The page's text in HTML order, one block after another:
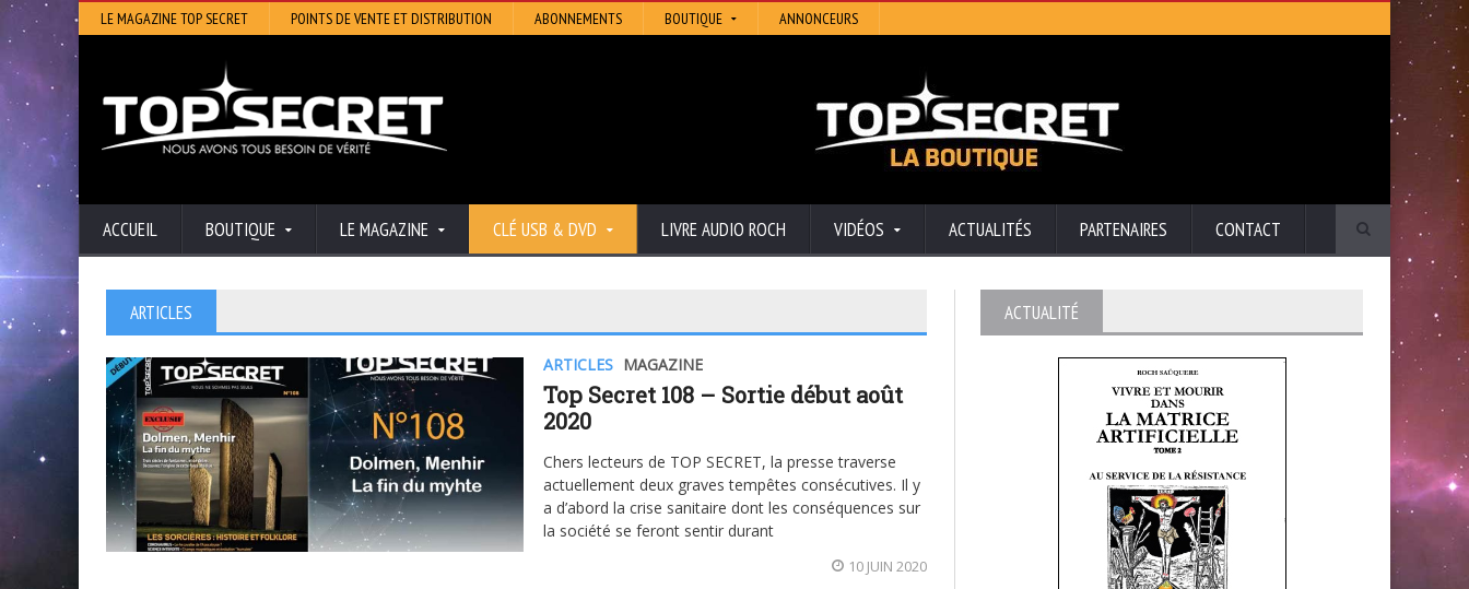
LE MAGAZINE TOP SECRET POINTS DE VENTE ET DISTRIBUTION ABONNEMENTS BOUTIQUE ANNONCEURS
ACCUEIL BOUTIQUE LE MAGAZINE CLÉ USB & DVD LIVRE AUDIO ROCH VIDÉOS ACTUALITÉS PARTENAIRES CONTACT
ARTICLES
ARTICLES MAGAZINE
Top Secret 108 – Sortie début août
2020
Chers lecteurs de TOP SECRET, la presse traverse
actuellement deux graves tempêtes consécutives. Il y
a d’abord la crise sanitaire dont les conséquences sur
la société se feront sentir durant
10 JUIN 2020
ACTUALITÉ